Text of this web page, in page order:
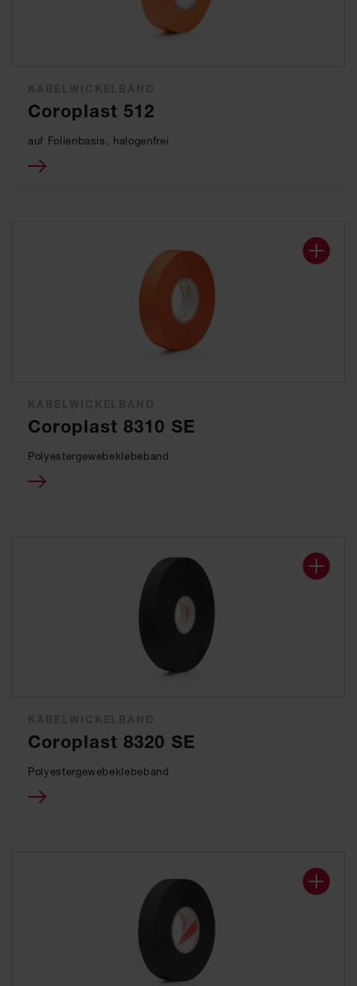
Coroplast 512
auf Folienbasis, halogenfrei
Coroplast 8310 SE
Polyestergewebeklebeband
Coroplast 8320 SE
Polyestergewebeklebeband